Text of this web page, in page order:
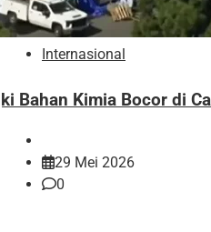
Internasional
Bahan Kimia Bocor di
29 Mei 2026
0